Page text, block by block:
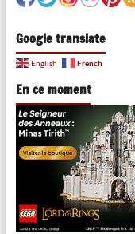
Google translate
English French
En ce moment